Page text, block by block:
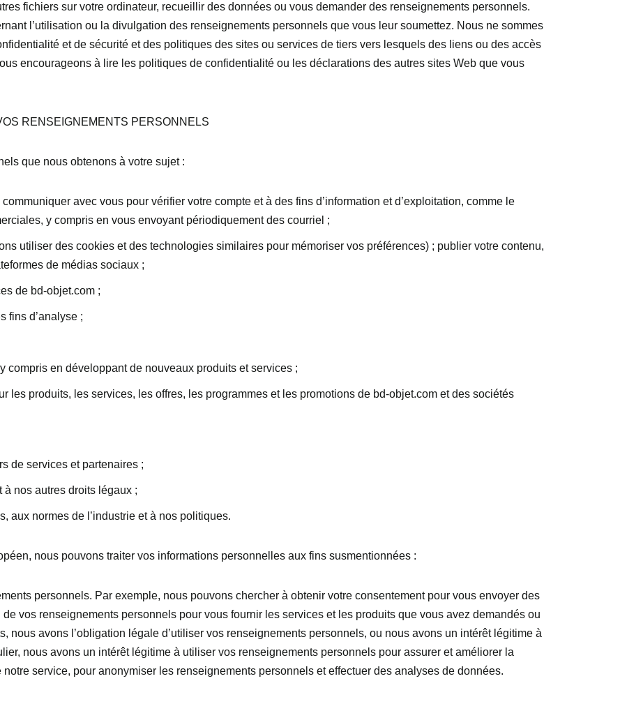
fichiers sur votre ordinateur, recueillir des données ou vous demander des renseignements personnels.
l’utilisation ou la divulgation des renseignements personnels que vous leur soumettez. Nous ne sommes
et de sécurité et des politiques des sites ou services de tiers vers lesquels des liens ou des accès
encourageons à lire les politiques de confidentialité ou les déclarations des autres sites Web que vous
RENSEIGNEMENTS PERSONNELS
que nous obtenons à votre sujet :
avec vous pour vérifier votre compte et à des fins d’information et d’exploitation, comme le
y compris en vous envoyant périodiquement des courriel ;
utiliser des cookies et des technologies similaires pour mémoriser vos préférences) ; publier votre contenu,
de médias sociaux ;
de bd-objet.com ;
fins d’analyse ;
compris en développant de nouveaux produits et services ;
les produits, les services, les offres, les programmes et les promotions de bd-objet.com et des sociétés
de services et partenaires ;
nos autres droits légaux ;
aux normes de l’industrie et à nos politiques.
nous pouvons traiter vos informations personnelles aux fins susmentionnées :
personnels. Par exemple, nous pouvons chercher à obtenir votre consentement pour vous envoyer des
vos renseignements personnels pour vous fournir les services et les produits que vous avez demandés ou
nous avons l’obligation légale d’utiliser vos renseignements personnels, ou nous avons un intérêt légitime à
nous avons un intérêt légitime à utiliser vos renseignements personnels pour assurer et améliorer la
service, pour anonymiser les renseignements personnels et effectuer des analyses de données.